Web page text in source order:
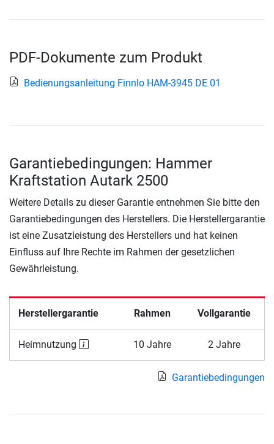
PDF-Dokumente zum Produkt
Bedienungsanleitung Finnlo HAM-3945 DE 01
Garantiebedingungen: Hammer
Kraftstation Autark 2500
Weitere Details zu dieser Garantie entnehmen Sie bitte den
Garantiebedingungen des Herstellers. Die Herstellergarantie
ist eine Zusatzleistung des Herstellers und hat keinen
Einfluss auf Ihre Rechte im Rahmen der gesetzlichen
Gewährleistung.
Herstellergarantie Rahmen Vollgarantie
Heimnutzung 10 Jahre 2 Jahre
Garantiebedingungen